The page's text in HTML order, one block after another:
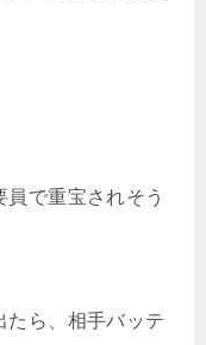
で重宝されそう
たら、相手バッテ